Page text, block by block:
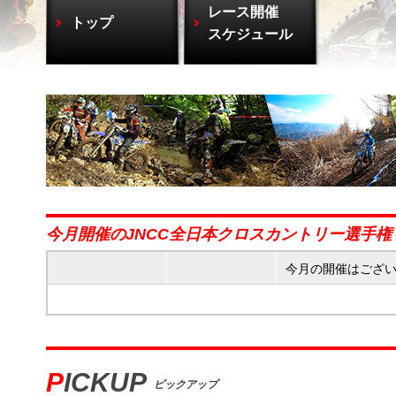
トップ
レース開催
スケジュール
今月開催のJNCC全日本クロスカントリー選手権
今月の開催はござ
PICKUP ピックアップ